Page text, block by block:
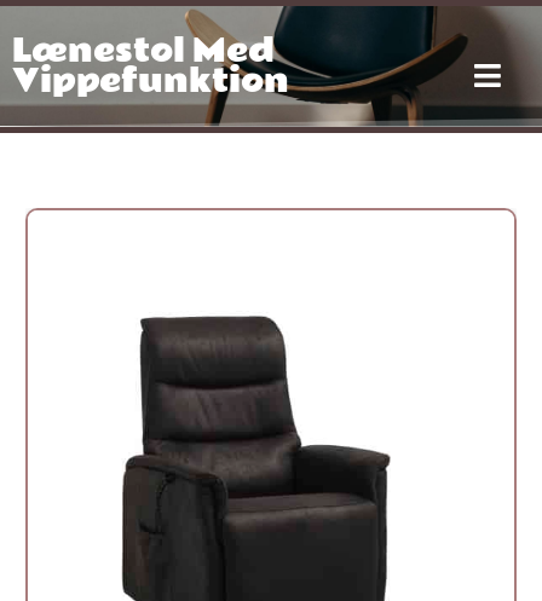
Gå
indholdet
Lænestol Med
Vippefunktion